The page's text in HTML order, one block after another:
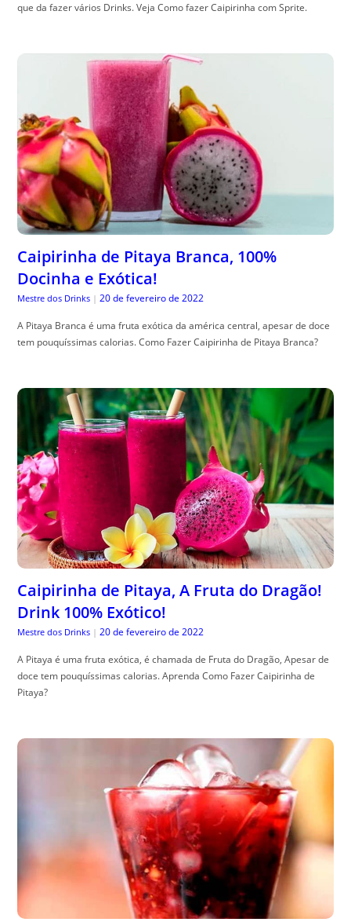
que da fazer vários Drinks. Veja Como fazer Caipirinha com Sprite.
Caipirinha de Pitaya Branca, 100%
Docinha e Exótica!
Mestre dos Drinks | 20 de fevereiro de 2022
A Pitaya Branca é uma fruta exótica da américa central, apesar de doce
tem pouquíssimas calorias. Como Fazer Caipirinha de Pitaya Branca?
Caipirinha de Pitaya, A Fruta do Dragão!
Drink 100% Exótico!
Mestre dos Drinks | 20 de fevereiro de 2022
A Pitaya é uma fruta exótica, é chamada de Fruta do Dragão, Apesar de
doce tem pouquíssimas calorias. Aprenda Como Fazer Caipirinha de
Pitaya?